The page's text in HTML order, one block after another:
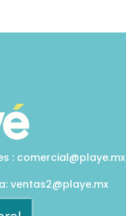
: comercial@playe.mx
ventas2@playe.mx